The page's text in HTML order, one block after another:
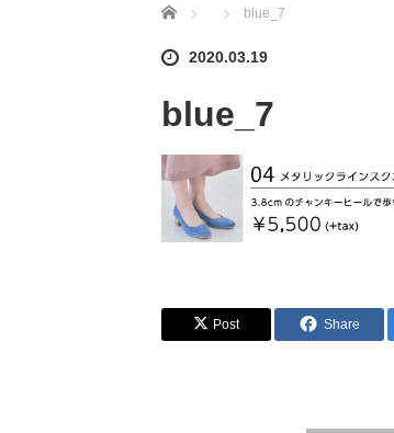
ホーム blue_7
2020.03.19
blue_7
Post Share